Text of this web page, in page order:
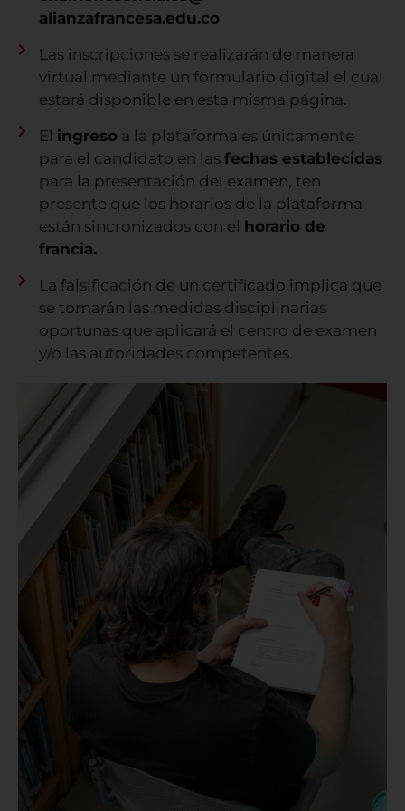
alianzafrancesa.edu.co
Las inscripciones se realizarán de manera
virtual mediante un formulario digital el cual
estará disponible en esta misma página.
El ingresoa la plataforma es únicamente
para el candidato en las fechas establecidas
para la presentación del examen, ten
presente que los horarios de la plataforma
están sincronizados con el
horario de
francia.
La falsificación de un certificado implica que
se tomarán las medidas disciplinarias
oportunas que aplicará el centro de examen
y/o las autoridades competentes.